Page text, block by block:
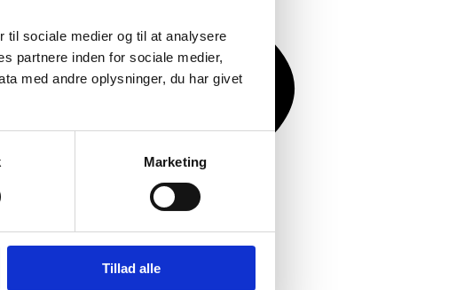
til sociale medier og til at analysere
partnere inden for sociale medier,
med andre oplysninger, du har givet
Marketing
Tillad alle